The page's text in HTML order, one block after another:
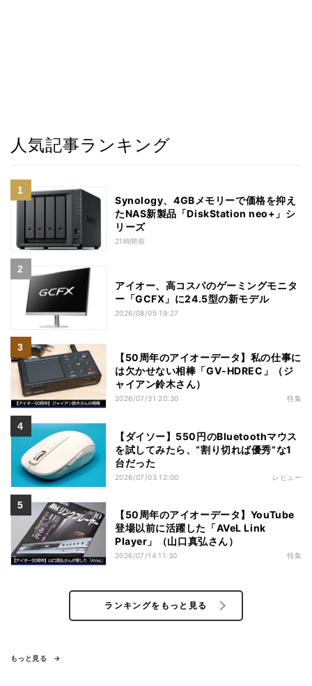
人気記事ランキング
Synology、4GBメモリーで価格を抑え
たNAS新製品「DiskStation neo+」シ
リーズ
21時間前
アイオー、高コスパのゲーミングモニタ
ー「GCFX」に24.5型の新モデル
2026/08/05 19:27
【50周年のアイオーデータ】私の仕事に
は欠かせない相棒「GV-HDREC」（ジ
ャイアン鈴木さん）
2026/07/31 20:30 特集
【ダイソー】550円のBluetoothマウス
を試してみたら、“割り切れば優秀”な1
台だった
2026/07/03 12:00 レビュー
【50周年のアイオーデータ】YouTube
登場以前に活躍した「AVeL Link
Player」（山口真弘さん）
2026/07/14 11:30 特集
ランキングをもっと見る
もっと見る